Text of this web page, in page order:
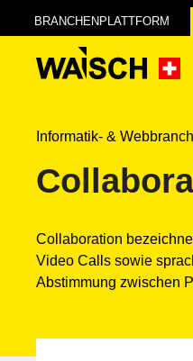
BRANCHENPLATTFORM
Informatik- &
Collaboration
Video Calls sowie
Abstimmung zwischen